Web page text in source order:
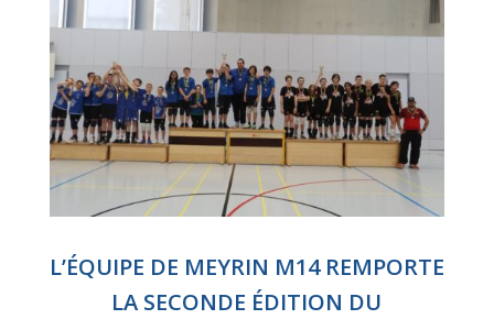
L’ÉQUIPE DE MEYRIN M14 REMPORTE
LA SECONDE ÉDITION DU